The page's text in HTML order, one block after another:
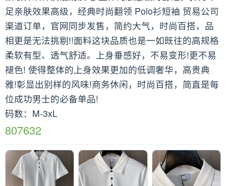
足亲肤效果高级，经典时尚翻领 Polo衫短袖 贸易公司
渠道订单，官网同步发售，简约大气，时尚百搭，品
相更是无法挑剔!!面料这块品质也是一如既往的高规格
柔软有型、透气舒适。上身垂感好，不易变形!更不易
褪色! 使得整体的上身效果更加的低调奢华，高贵典
雅!彰显出别样的风味!商务休闲，时尚百搭，简直是每
位成功男士的必备单品!
码数：M-3xL
807632